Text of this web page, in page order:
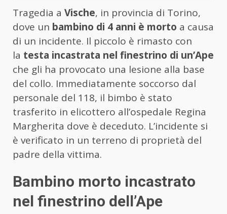
Tragedia a Vische, in provincia di Torino,
dove un bambino di 4 anni è morto a causa
di un incidente. Il piccolo è rimasto con
la testa incastrata nel finestrino di un’Ape
che gli ha provocato una lesione alla base
del collo. Immediatamente soccorso dal
personale del 118, il bimbo è stato
trasferito in elicottero all’ospedale Regina
Margherita dove è deceduto. L’incidente si
è verificato in un terreno di proprietà del
padre della vittima.
Bambino morto incastrato
nel finestrino dell’Ape